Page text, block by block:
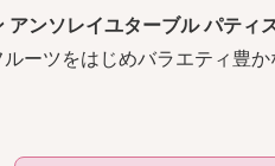
アンソレイユターブル パティ
ーツをはじめバラエティ豊